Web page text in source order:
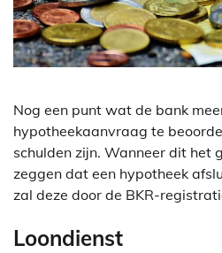
Nog een punt wat de bank
hypotheekaanvraag te
schulden zijn. Wanneer dit het
zeggen dat een hypotheek
zal deze door de BKR-
Loondienst